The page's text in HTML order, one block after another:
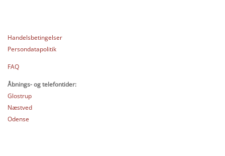
Handelsbetingelser
Persondatapolitik
FAQ
Åbnings- og telefontider:
Glostrup
Næstved
Odense